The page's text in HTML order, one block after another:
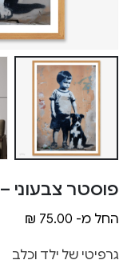
פוסטר צבעוני – Stenciled Soul
החל מ- ₪ 75.00
גרפיטי של ילד וכלב